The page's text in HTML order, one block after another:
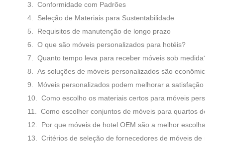
Conformidade com Padrões
Seleção de Materiais para Sustentabilidade
Requisitos de manutenção de longo prazo
O que são móveis personalizados para hotéis?
Quanto tempo leva para receber móveis sob medida?
As soluções de móveis personalizados são econômicas?
Móveis personalizados podem melhorar a satisfação dos
Como escolho os materiais certos para móveis
Como escolher conjuntos de móveis para quartos de
Por que móveis de hotel OEM são a melhor escolha
Critérios de seleção de fornecedores de móveis de